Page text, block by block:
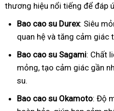
thương hiệu nổi tiếng để đáp
Bao cao su Durex: Siêu
quan hệ và tăng cảm giác
Bao cao su Sagami: Chất
mỏng, tạo cảm giác gần
su.
Bao cao su Okamoto: Độ